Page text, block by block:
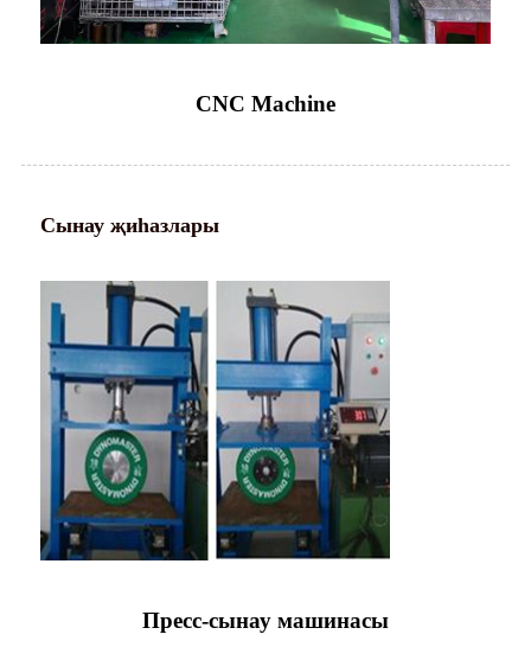
CNC Machine
Сынау җиһазлары
Пресс-сынау машинасы